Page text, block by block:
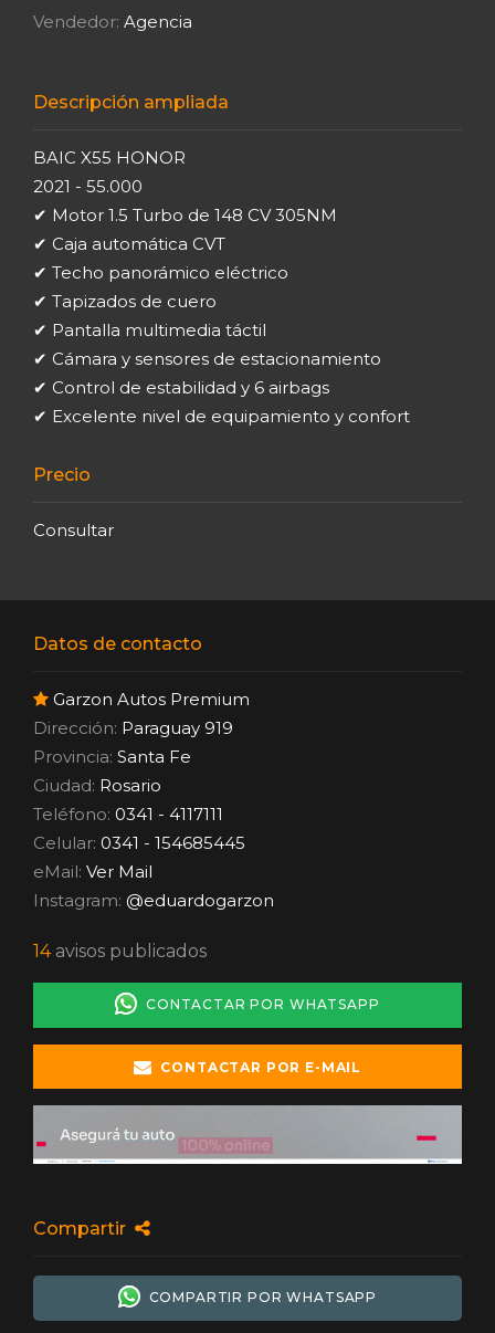
Vendedor: Agencia
Descripción ampliada
BAIC X55 HONOR
2021 - 55.000
✔ Motor 1.5 Turbo de 148 CV 305NM
✔ Caja automática CVT
✔ Techo panorámico eléctrico
✔ Tapizados de cuero
✔ Pantalla multimedia táctil
✔ Cámara y sensores de estacionamiento
✔ Control de estabilidad y 6 airbags
✔ Excelente nivel de equipamiento y confort
Precio
Consultar
Datos de contacto
Garzon Autos Premium
Dirección: Paraguay 919
Provincia: Santa Fe
Ciudad: Rosario
Teléfono: 0341 - 4117111
Celular: 0341 - 154685445
eMail: Ver Mail
Instagram: @eduardogarzon
14avisos publicados
CONTACTAR POR WHATSAPP
CONTACTAR POR E-MAIL
Compartir
COMPARTIR POR WHATSAPP